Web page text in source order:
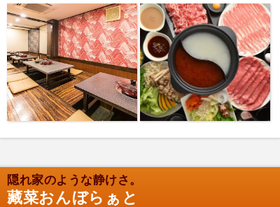
隠れ家のような静けさ。
藏菜おんぼらぁと